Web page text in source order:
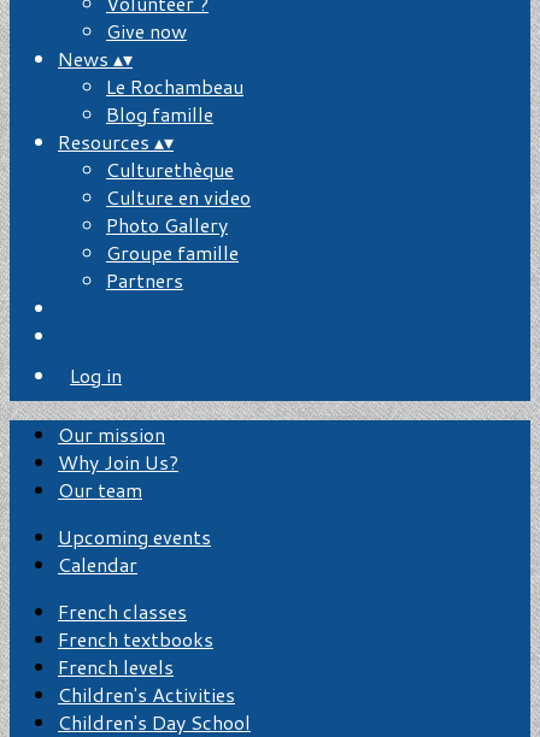
Give now
News ▴▾
Le Rochambeau
Blog famille
Resources ▴▾
Culturethèque
Culture en video
Photo Gallery
Groupe famille
Partners
Log in
Our mission
Why Join Us?
Our team
Upcoming events
Calendar
French classes
French textbooks
French levels
Children's Activities
Children's Day School